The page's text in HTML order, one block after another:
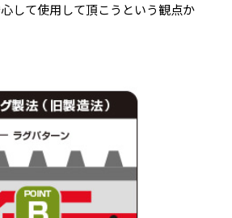
して使用して頂こうという観点か